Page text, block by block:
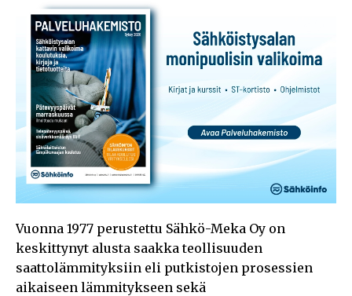
Vuonna 1977 perustettu Sähkö-Meka Oy on
keskittynyt alusta saakka teollisuuden
saattolämmityksiin eli putkistojen prosessien
aikaiseen lämmitykseen sekä